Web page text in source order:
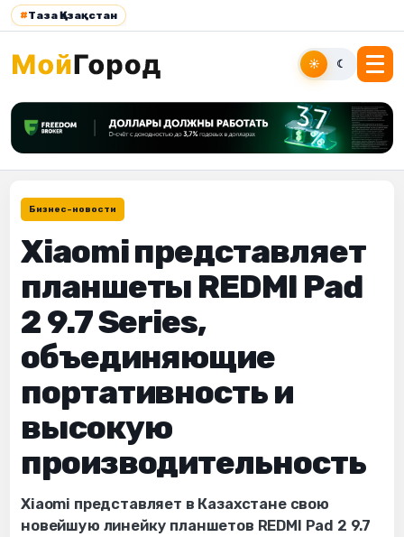
#Таза Қазақстан
☀ ☾
Бизнес-новости
Xiaomi представляет
планшеты REDMI Pad
2 9.7 Series,
объединяющие
портативность и
высокую
производительность
Xiaomi представляет в Казахстане свою
новейшую линейку планшетов REDMI Pad 2 9.7